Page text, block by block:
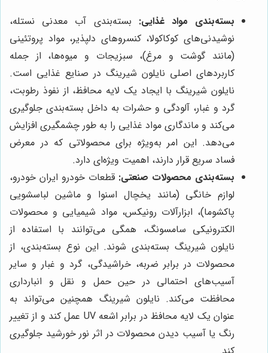
بسته‌بندی مواد غذایی: بسته‌بندی آب معدنی نستله،
نوشیدنی‌های کوکاکولا، کنسروهای دلپذیر، مواد پروتئینی
(مانند گوشت و مرغ)، سبزیجات و میوه‌ها، از جمله
کاربردهای اصلی نایلون شیرینگ در صنایع غذایی است.
نایلون شیرینگ با ایجاد یک لایه محافظ، از نفوذ رطوبت،
گرد و غبار، آلودگی و حشرات به داخل بسته‌بندی جلوگیری
می‌کند و ماندگاری مواد غذایی را به طور چشمگیری افزایش
می‌دهد. این امر به‌ویژه برای محصولاتی که در معرض
فساد سریع قرار دارند، اهمیت ویژه‌ای دارد.
بسته‌بندی محصولات صنعتی: قطعات خودرو ایران خودرو،
لوازم خانگی (مانند یخچال اسنوا و ماشین لباسشویی
پاکشوما)، ابزارآلات رونیکس، مواد شیمیایی و محصولات
الکترونیکی سامسونگ، همگی می‌توانند با استفاده از
نایلون شیرینگ بسته‌بندی شوند. این نوع بسته‌بندی، از
محصولات در برابر ضربه، خراشیدگی، گرد و غبار و سایر
آسیب‌های احتمالی در حین حمل و نقل و انبارداری
محافظت می‌کند. نایلون شیرینگ همچنین می‌تواند به
عنوان یک لایه محافظ در برابر اشعه UV عمل کند و از تغییر
رنگ یا آسیب دیدن محصولات در اثر نور خورشید جلوگیری